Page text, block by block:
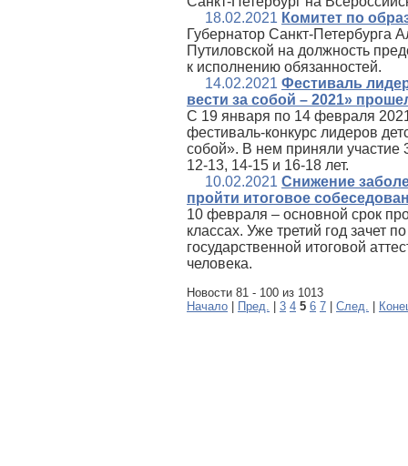
18.02.2021 Комитет по
Губернатор Санкт-Петербурга
Путиловской на должность
к исполнению обязанностей.
14.02.2021 Фестиваль
вести за собой – 2021»
C 19 января по 14 февраля
фестиваль-конкурс лидеров
собой». В нем приняли участие
12-13, 14-15 и 16-18 лет.
10.02.2021 Снижение
пройти итоговое
10 февраля – основной срок
классах. Уже третий год зачет
государственной итоговой
человека.
Новости 81 - 100 из 1013
Начало
Пред. 3 4 5 6 7 След.